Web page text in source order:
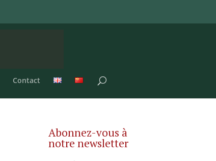
Contact
Abonnez-vous à
notre newsletter